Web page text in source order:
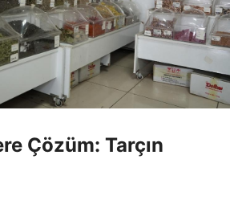
Çözüm: Tarçın